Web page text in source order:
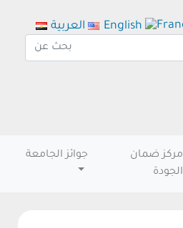
مركز ضمان
الجودة
جوائز الجامعة
العربية English